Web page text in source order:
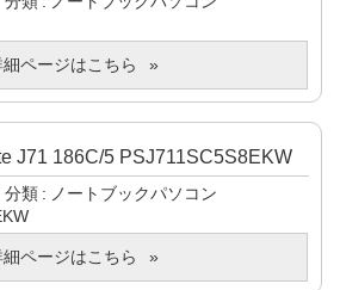
細ページはこちら
J71 186C/5 PSJ711SC5S8EKW
分類
ノートブックパソコン
細ページはこちら